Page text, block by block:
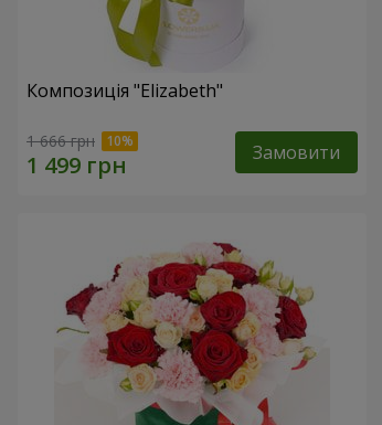
Композиція "Elizabeth"
1 666 грн Замовити